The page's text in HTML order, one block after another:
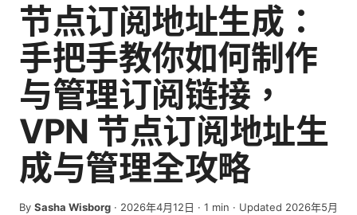
节点订阅地址生成：
手把手教你如何制作
与管理订阅链接，
VPN 节点订阅地址生
成与管理全攻略
By Sasha Wisborg · 2026年4月12日 · 1 min · Updated 2026年5月